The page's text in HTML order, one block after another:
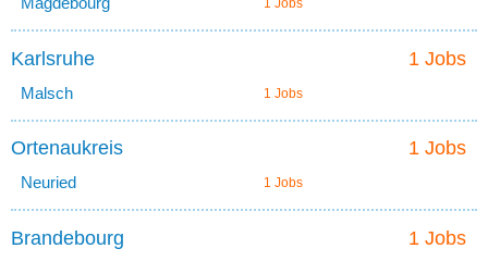
1 Jobs
1 Jobs
Karlsruhe
Malsch 1 Jobs
1 Jobs
Ortenaukreis
Neuried 1 Jobs
1 Jobs
Brandebourg